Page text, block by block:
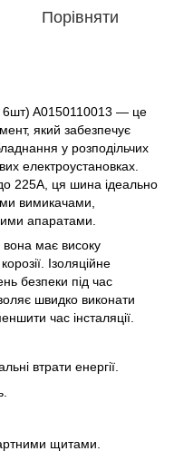
Порівняти
A0150110013 — це
який забезпечує
у розподільчих
електроустановках.
225А, ця шина ідеально
вимикачами,
апаратами.
вона має високу
Ізоляційне
безпеки під час
швидко виконати
час інсталяції.
втрати енергії.
щитами.